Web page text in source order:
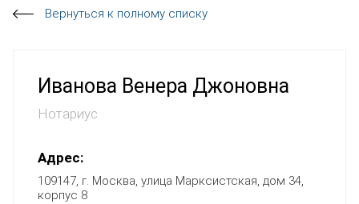
Вернуться к полному списку
Иванова Венера Джоновна
Нотариус
Адрес:
109147, г. Москва, улица Марксистская, дом 34,
корпус 8